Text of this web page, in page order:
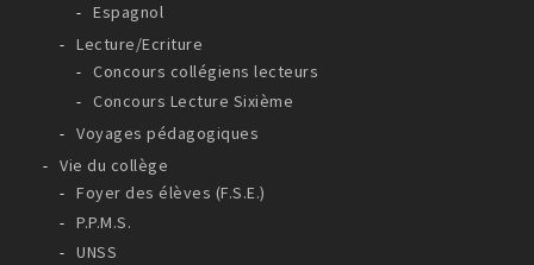
Espagnol
Lecture/Ecriture
Concours collégiens lecteurs
Concours Lecture Sixième
Voyages pédagogiques
Vie du collège
Foyer des élèves (F.S.E.)
P.P.M.S.
UNSS